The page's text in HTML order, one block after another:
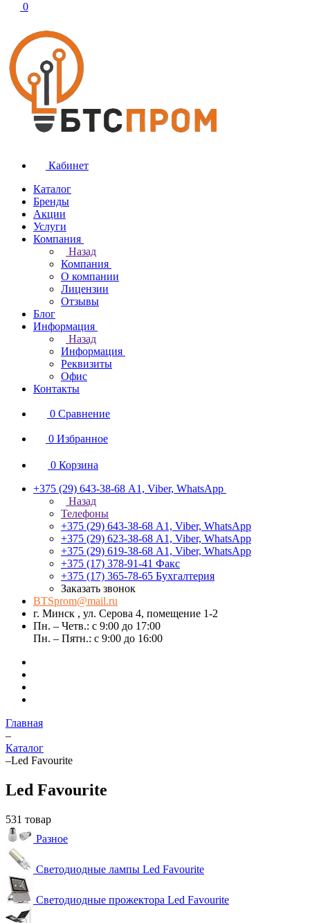
0
Кабинет
Каталог
Бренды
Акции
Услуги
Компания
Назад
Компания
О компании
Лицензии
Отзывы
Блог
Информация
Назад
Информация
Реквизиты
Офис
Контакты
0 Сравнение
0 Избранное
0 Корзина
+375 (29) 643-38-68 А1, Viber, WhatsApp
Назад
Телефоны
+375 (29) 643-38-68 А1, Viber, WhatsApp
+375 (29) 623-38-68 А1, Viber, WhatsApp
+375 (29) 619-38-68 А1, Viber, WhatsApp
+375 (17) 378-91-41 Факс
+375 (17) 365-78-65 Бухгалтерия
Заказать звонок
BTSprom@mail.ru
г. Минск , ул. Серова 4, помещение 1-2
Пн. – Четв.: с 9:00 до 17:00
Пн. – Пятн.: с 9:00 до 16:00
Главная
–
Каталог
–Led Favourite
Led Favourite
531 товар
Разное
Светодиодные лампы Led Favourite
Светодиодные прожектора Led Favourite